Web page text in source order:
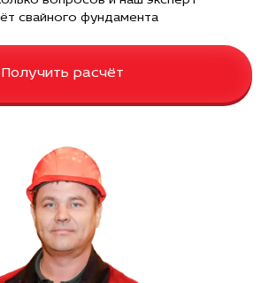
свайного фундамента
Получить расчёт